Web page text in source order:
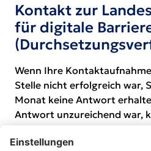
Kontakt zur
für digitale
Wenn Ihre
Stelle nicht erfolgreich war,
Monat keine Antwort
Antwort unzureichend war,
wenden und ein